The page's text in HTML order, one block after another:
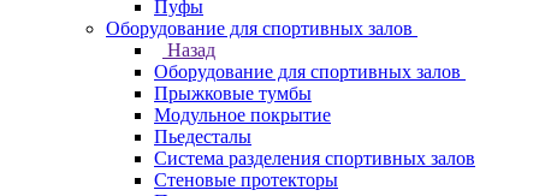
Пуфы
Оборудование для спортивных залов
Назад
Оборудование для спортивных залов
Прыжковые тумбы
Модульное покрытие
Пьедесталы
Система разделения спортивных залов
Стеновые протекторы